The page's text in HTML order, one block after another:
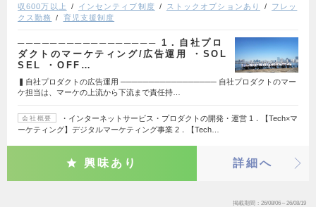
収600万以上
インセンティブ制度 ストックオプションあり
フレッ
クス勤務
育児支援制度
───────────────── 1．自社プロ
ダクトのマーケティング/広告運用 ・SOL
SEL ・OFF…
▍自社プロダクトの広告運用 ───────────────── 自社プロダクトのマー
ケ担当は、マーケの上流から下流まで責任持…
会社概要
・インターネットサービス・プロダクトの開発・運営 1．【Tech×マ
ーケティング】デジタルマーケティング事業 2．【Tech…
興味あり 詳細へ
掲載期間 26/08/06～26/08/19